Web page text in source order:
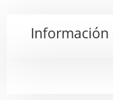
Información